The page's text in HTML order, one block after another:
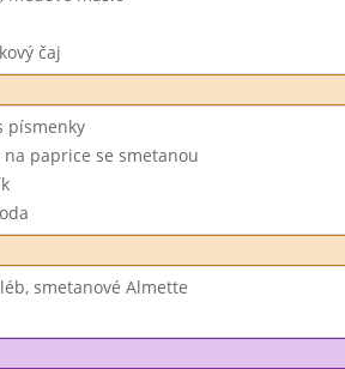
čaj
písmenky
paprice se smetanou
smetanové Almette